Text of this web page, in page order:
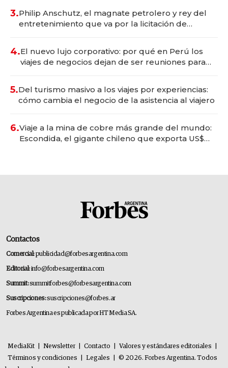
3.Philip Anschutz, el magnate petrolero y rey del
entretenimiento que va por la licitación de
4.El nuevo lujo corporativo: por qué en Perú los
viajes de negocios dejan de ser reuniones para
5.Del turismo masivo a los viajes por experiencias:
cómo cambia el negocio de la asistencia al viajero
6.Viaje a la mina de cobre más grande del mundo:
Escondida, el gigante chileno que exporta US$
Contactos
Comercial:publicidad@forbesargentina.com
Editorial:info@forbesargentina.com
Summit:summitforbes@forbesargentina.com
Suscripciones:suscripciones@forbes.ar
Forbes Argentina es publicada por HT Media SA.
MediaKit Newsletter Contacto Valores y estándares editoriales
Términos y condiciones
Legales
© 2026. Forbes Argentina. Todos